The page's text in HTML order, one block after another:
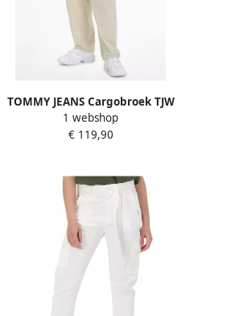
TOMMY JEANS Cargobroek TJW
HARPER HR CARGO PANT met
grote opgestikte zakken
1 webshop
€ 119,90